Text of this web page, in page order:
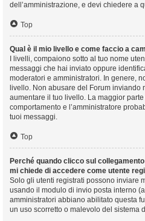
dell’amministrazione, e devi chiedere a
Top
Qual è il mio livello e come faccio a
I livelli, compaiono sotto al tuo nome
messaggi che hai inviato oppure
moderatori e amministratori. In genere,
livello. Non abusare del Forum
aumentare il tuo livello. La maggior
comportamento e l’amministratore
tuoi messaggi.
Top
Perché quando clicco sul
mi chiede di accedere come utente
Solo gli utenti registrati possono inviare
usando il modulo di invio posta interno
amministratori abbiano abilitato questa
un uso scorretto o malevolo del sistema